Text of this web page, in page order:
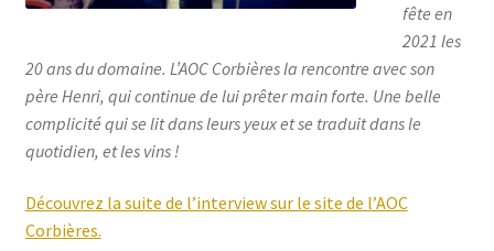
fête en
2021 les
20 ans du domaine. L’AOC Corbières la rencontre avec son
père Henri, qui continue de lui prêter main forte. Une belle
complicité qui se lit dans leurs yeux et se traduit dans le
quotidien, et les vins !
Découvrez la suite de l’interview sur le site de l’AOC
Corbières.